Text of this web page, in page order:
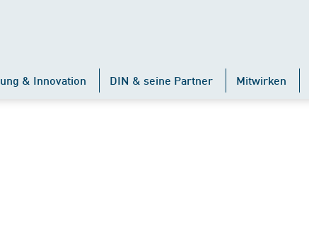
& Innovation DIN & seine Partner Mitwirken